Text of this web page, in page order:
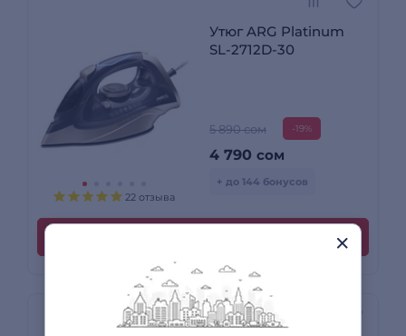
22 отзыва
Утюг ARG Platinum
SL-2712D-30
5 890 сом -19%
4 790 сом
+ до 144 бонусов